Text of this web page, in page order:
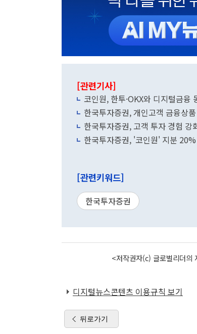
[관련기사]
코인원, 한투·OKX와 디지털금
한국투자증권, 개인고객 금융상
한국투자증권, 고객 투자 경험 강
한국투자증권, '코인원' 지분
[관련키워드]
한국투자증권
<저작권자(c) 글로벌리더
디지털뉴스콘텐츠 이용규칙 보기
뒤로가기